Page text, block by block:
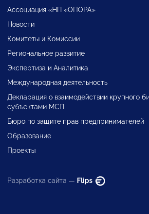
Ассоциация «НП «ОПОРА»
Новости
Комитеты и Комиссии
Региональное развитие
Экспертиза и Аналитика
Международная деятельность
Декларация о взаимодействии крупного
субъектами МСП
Бюро по защите прав предпринимателей
Образование
Проекты
Разработка сайта — Flips